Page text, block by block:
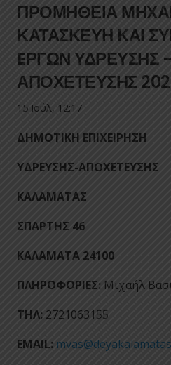
ΠΡΟΜΗΘΕΙΑ
ΚΑΤΑΣΚΕΥΗ ΚΑΙ
EΡΓΩΝ ΥΔΡΕΥΣΗΣ
ΑΠΟΧΕΤΕΥΣΗΣ
15 Ιούλ, 12:17
ΔΗΜΟΤΙΚΗ ΕΠΙΧΕΙΡΗΣΗ
ΥΔΡΕΥΣΗΣ-ΑΠΟΧΕΤΕΥΣΗΣ
ΚΑΛΑΜΑΤΑΣ
ΣΠΑΡΤΗΣ 46
ΚΑΛΑΜΑΤΑ 24100
ΠΛΗΡΟΦΟΡΙΕΣ: Μιχαήλ
ΤΗΛ: 2721063155
EMAIL: